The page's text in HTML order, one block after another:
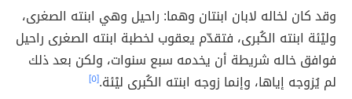
وقد كان لخاله لابان ابنتان وهما: راحيل وهي ابنته الصغرى،
وليْئة ابنته الكُبرى، فتقدّم يعقوب لخطبة ابنته الصغرى راحيل
فوافق خاله شريطة أن يخدمه سبع سنوات، ولكن بعد ذلك
لم يُزوجه إياها، وإنما زوجه ابنته الكُبرى ليْئة.[٥]